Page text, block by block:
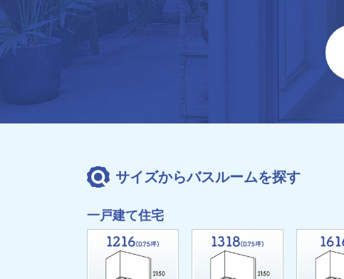
サイズからバスルームを探す
一戸建て住宅